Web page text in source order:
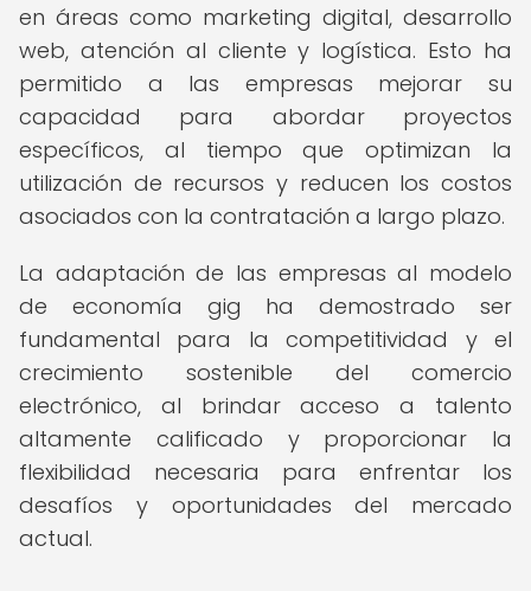
en áreas como marketing digital, desarrollo
web, atención al cliente y logística. Esto ha
permitido a las empresas mejorar su
capacidad para abordar proyectos
específicos, al tiempo que optimizan la
utilización de recursos y reducen los costos
asociados con la contratación a largo plazo.
La adaptación de las empresas al modelo
de economía gig ha demostrado ser
fundamental para la competitividad y el
crecimiento sostenible del comercio
electrónico, al brindar acceso a talento
altamente calificado y proporcionar la
flexibilidad necesaria para enfrentar los
desafíos y oportunidades del mercado
actual.